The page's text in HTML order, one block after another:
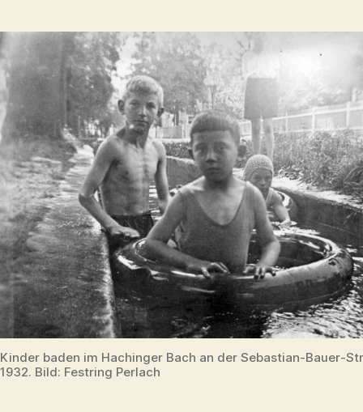
Kinder baden im Hachinger Bach an der Sebastian-Bauer-
1932. Bild: Festring Perlach